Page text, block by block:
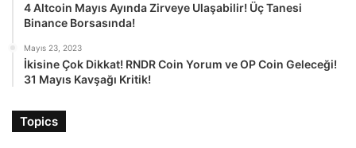
4 Altcoin Mayıs Ayında Zirveye Ulaşabilir! Üç Tanesi
Binance Borsasında!
Mayıs 23, 2023
İkisine Çok Dikkat! RNDR Coin Yorum ve OP Coin Geleceği!
31 Mayıs Kavşağı Kritik!
Topics